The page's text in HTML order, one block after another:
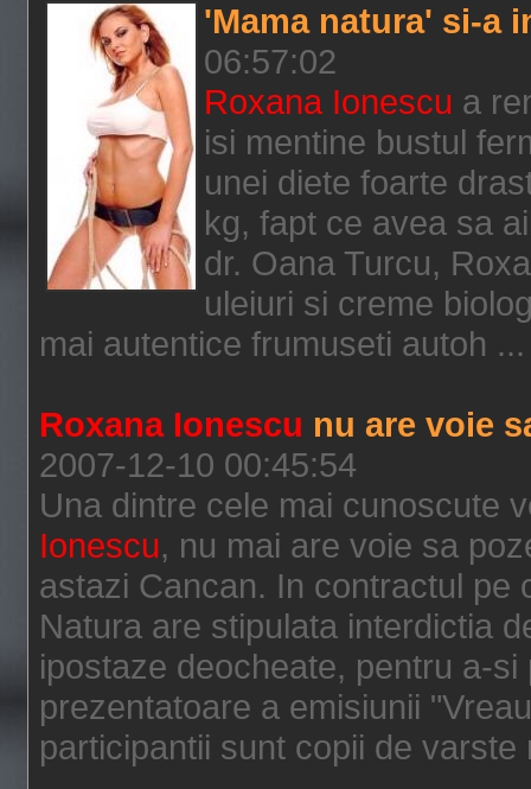
'Mama natura' si-a
06:57:02
Roxana Ionescu a
isi mentine bustul
unei diete foarte
kg, fapt ce avea sa
dr. Oana Turcu,
uleiuri si creme
mai autentice frumuseti autoh
Roxana Ionescu nu are voie
2007-12-10 00:45:54
Una dintre cele mai cunoscute
Ionescu, nu mai are voie sa
astazi Cancan. In contractul pe
Natura are stipulata interdictia
ipostaze deocheate, pentru a-
prezentatoare a emisiunii
participantii sunt copii de